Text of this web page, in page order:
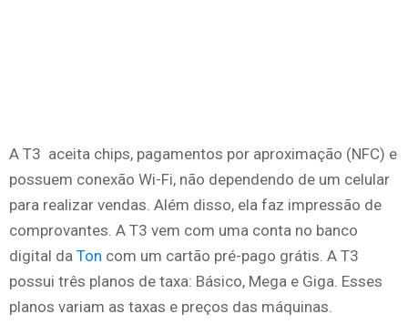
A T3 aceita chips, pagamentos por aproximação (NFC) e
possuem conexão Wi-Fi, não dependendo de um celular
para realizar vendas. Além disso, ela faz impressão de
comprovantes. A T3 vem com uma conta no banco
digital da Ton com um cartão pré-pago grátis. A T3
possui três planos de taxa: Básico, Mega e Giga. Esses
planos variam as taxas e preços das máquinas.